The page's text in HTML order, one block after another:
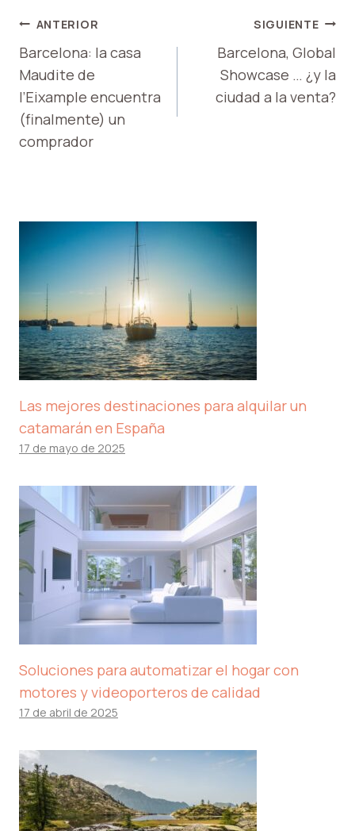
NAVEGACIÓN
DE
ENTRADAS
ANTERIOR
Barcelona: la casa
Maudite de
l’Eixample encuentra
(finalmente) un
comprador
SIGUIENTE
Barcelona, ​​Global
Showcase … ¿y la
ciudad a la venta?
Las mejores destinaciones para alquilar un
catamarán en España
17 de mayo de 2025
Soluciones para automatizar el hogar con
motores y videoporteros de calidad
17 de abril de 2025